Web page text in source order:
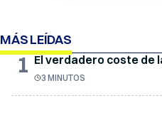
MÁS LEÍDAS
1 El verdadero coste de
3 MINUTOS